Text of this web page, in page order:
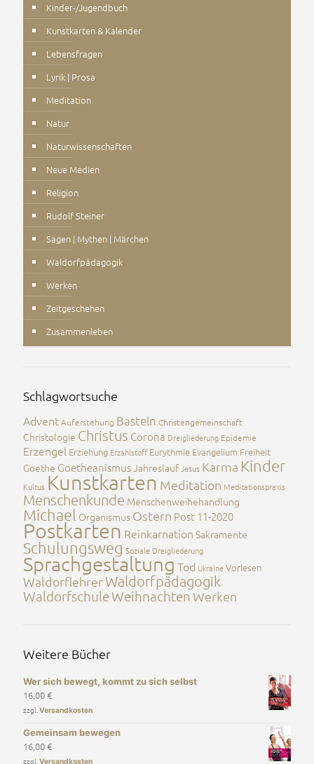
Kinder-/Jugendbuch
Kunstkarten & Kalender
Lebensfragen
Lyrik | Prosa
Meditation
Natur
Naturwissenschaften
Neue Medien
Religion
Rudolf Steiner
Sagen | Mythen | Märchen
Waldorfpädagogik
Werken
Zeitgeschehen
Zusammenleben
Schlagwortsuche
AdventAuferstehung Basteln Christengemeinschaft
Christologie Christus Corona Dreigliederung Epidemie
Erzengel Erziehung Erzählstoff Eurythmie Evangelium Freiheit
Goethe GoetheanismusJahreslaufJesus Karma Kinder
Kultus Kunstkarten Meditation Meditationspraxis
Menschenkunde Menschenweihehandlung
Michael Organismus Ostern Post 11-2020
Postkarten Reinkarnation Sakramente
Schulungsweg Soziale Dreigliederung
Sprachgestaltung Tod UkraineVorlesen
WaldorflehrerWaldorfpädagogik
WaldorfschuleWeihnachtenWerken
Weitere Bücher
Wer sich bewegt, kommt zu sich selbst
16,00€
zzgl.Versandkosten
Gemeinsam bewegen
16,00€
zzgl. Versandkosten